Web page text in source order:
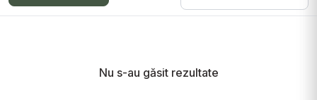
Nu s-au găsit rezultate